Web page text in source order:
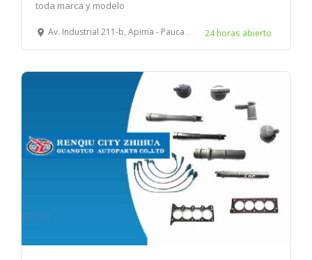
toda marca y modelo
Av. Industrial 211-b, Apima - Paucarpata – Arequipa 24 horas abierto